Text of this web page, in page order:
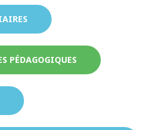
PÉDAGOGIQUES